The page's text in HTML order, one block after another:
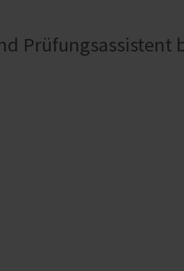
Prüfungsassistent